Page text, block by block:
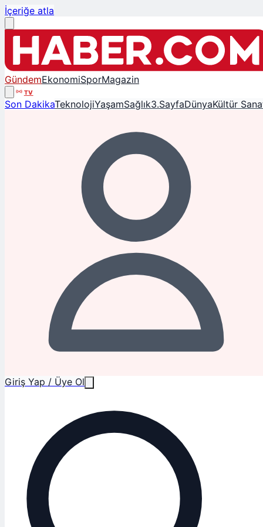
İçeriğe atla
GündemEkonomiSporMagazin
TV
Son DakikaTeknolojiYaşamSağlık3.SayfaDünyaKültür
Giriş Yap / Üye Ol